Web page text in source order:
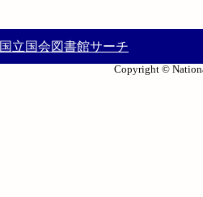
国立国会図書館サーチ
Copyright ©